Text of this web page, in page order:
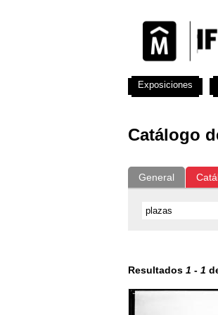
Catálogo
General
Resultados 1 - 1
Exposiciones